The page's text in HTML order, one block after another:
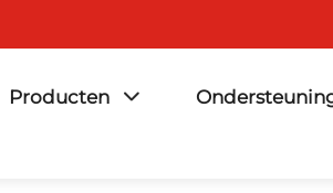
Producten